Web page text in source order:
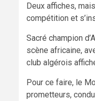
Deux affiches,
compétition et
Sacré champion
scène africaine,
club algérois
Pour ce faire, le
prometteurs,